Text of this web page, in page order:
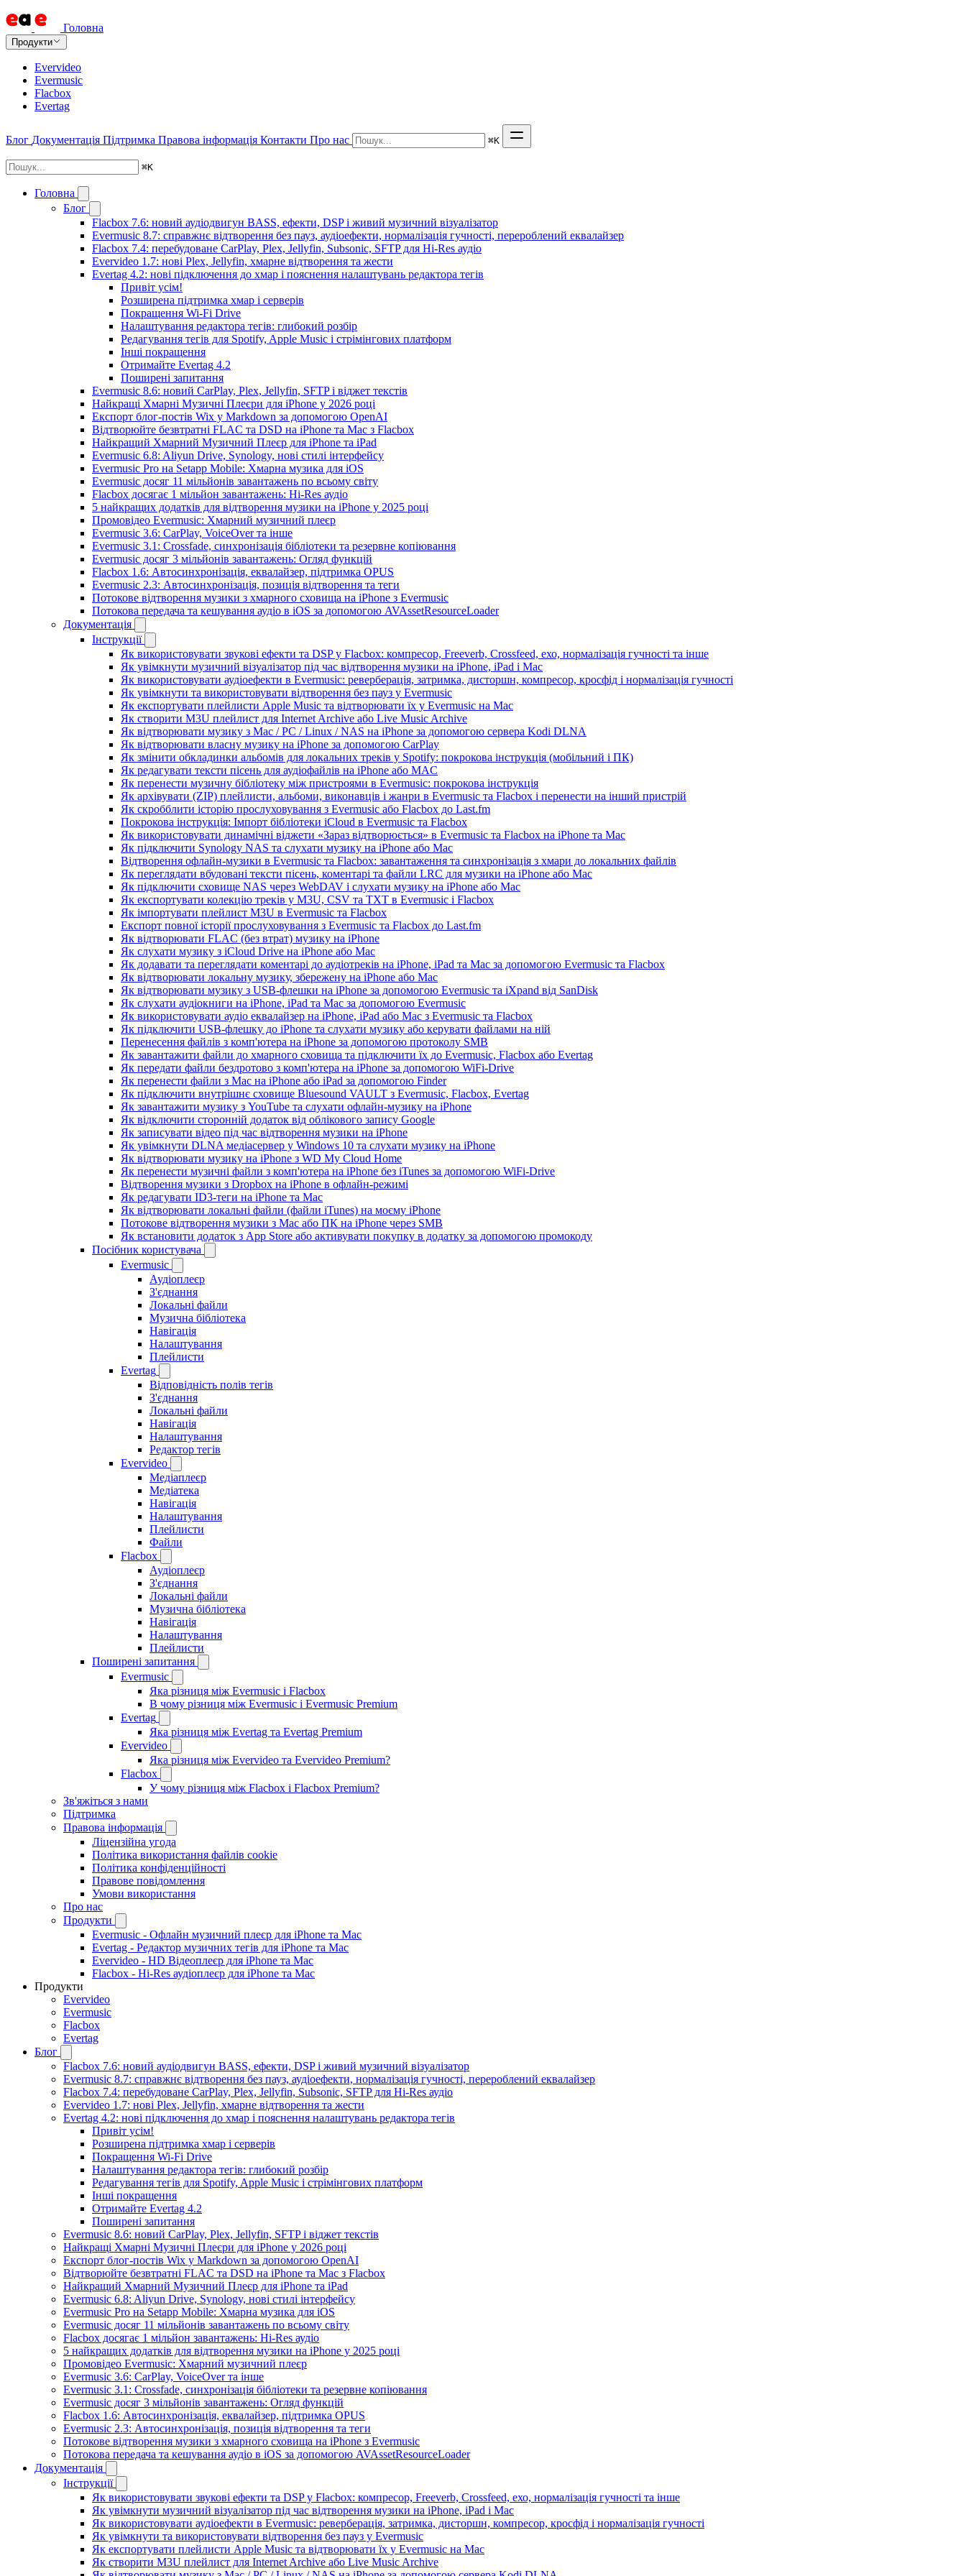
Головна
Продукти
Evervideo
Evermusic
Flacbox
Evertag
Блог Документація Підтримка Правова інформація Контакти Про нас ⌘K
⌘K
Головна
Блог
Flacbox 7.6: новий аудіодвигун BASS, ефекти, DSP і живий музичний візуалізатор
Evermusic 8.7: справжнє відтворення без пауз, аудіоефекти, нормалізація гучності, перероблений еквалайзер
Flacbox 7.4: перебудоване CarPlay, Plex, Jellyfin, Subsonic, SFTP для Hi-Res аудіо
Evervideo 1.7: нові Plex, Jellyfin, хмарне відтворення та жести
Evertag 4.2: нові підключення до хмар і пояснення налаштувань редактора тегів
Привіт усім!
Розширена підтримка хмар і серверів
Покращення Wi-Fi Drive
Налаштування редактора тегів: глибокий розбір
Редагування тегів для Spotify, Apple Music і стрімінгових платформ
Інші покращення
Отримайте Evertag 4.2
Поширені запитання
Evermusic 8.6: новий CarPlay, Plex, Jellyfin, SFTP і віджет текстів
Найкращі Хмарні Музичні Плеєри для iPhone у 2026 році
Експорт блог-постів Wix у Markdown за допомогою OpenAI
Відтворюйте безвтратні FLAC та DSD на iPhone та Mac з Flacbox
Найкращий Хмарний Музичний Плеєр для iPhone та iPad
Evermusic 6.8: Aliyun Drive, Synology, нові стилі інтерфейсу
Evermusic Pro на Setapp Mobile: Хмарна музика для iOS
Evermusic досяг 11 мільйонів завантажень по всьому світу
Flacbox досягає 1 мільйон завантажень: Hi-Res аудіо
5 найкращих додатків для відтворення музики на iPhone у 2025 році
Промовідео Evermusic: Хмарний музичний плеєр
Evermusic 3.6: CarPlay, VoiceOver та інше
Evermusic 3.1: Crossfade, синхронізація бібліотеки та резервне копіювання
Evermusic досяг 3 мільйонів завантажень: Огляд функцій
Flacbox 1.6: Автосинхронізація, еквалайзер, підтримка OPUS
Evermusic 2.3: Автосинхронізація, позиція відтворення та теги
Потокове відтворення музики з хмарного сховища на iPhone з Evermusic
Потокова передача та кешування аудіо в iOS за допомогою AVAssetResourceLoader
Документація
Інструкції
Як використовувати звукові ефекти та DSP у Flacbox: компресор, Freeverb, Crossfeed, ехо, нормалізація гучності та інше
Як увімкнути музичний візуалізатор під час відтворення музики на iPhone, iPad і Mac
Як використовувати аудіоефекти в Evermusic: реверберація, затримка, дисторшн, компресор, кросфід і нормалізація гучності
Як увімкнути та використовувати відтворення без пауз у Evermusic
Як експортувати плейлисти Apple Music та відтворювати їх у Evermusic на Mac
Як створити M3U плейлист для Internet Archive або Live Music Archive
Як відтворювати музику з Mac / PC / Linux / NAS на iPhone за допомогою сервера Kodi DLNA
Як відтворювати власну музику на iPhone за допомогою CarPlay
Як змінити обкладинки альбомів для локальних треків у Spotify: покрокова інструкція (мобільний і ПК)
Як редагувати тексти пісень для аудіофайлів на iPhone або MAC
Як перенести музичну бібліотеку між пристроями в Evermusic: покрокова інструкція
Як архівувати (ZIP) плейлисти, альбоми, виконавців і жанри в Evermusic та Flacbox і перенести на інший пристрій
Як скробблити історію прослуховування з Evermusic або Flacbox до Last.fm
Покрокова інструкція: Імпорт бібліотеки iCloud в Evermusic та Flacbox
Як використовувати динамічні віджети «Зараз відтворюється» в Evermusic та Flacbox на iPhone та Mac
Як підключити Synology NAS та слухати музику на iPhone або Mac
Відтворення офлайн-музики в Evermusic та Flacbox: завантаження та синхронізація з хмари до локальних файлів
Як переглядати вбудовані тексти пісень, коментарі та файли LRC для музики на iPhone або Mac
Як підключити сховище NAS через WebDAV і слухати музику на iPhone або Mac
Як експортувати колекцію треків у M3U, CSV та TXT в Evermusic і Flacbox
Як імпортувати плейлист M3U в Evermusic та Flacbox
Експорт повної історії прослуховування з Evermusic та Flacbox до Last.fm
Як відтворювати FLAC (без втрат) музику на iPhone
Як слухати музику з iCloud Drive на iPhone або Mac
Як додавати та переглядати коментарі до аудіотреків на iPhone, iPad та Mac за допомогою Evermusic та Flacbox
Як відтворювати локальну музику, збережену на iPhone або Mac
Як відтворювати музику з USB-флешки на iPhone за допомогою Evermusic та iXpand від SanDisk
Як слухати аудіокниги на iPhone, iPad та Mac за допомогою Evermusic
Як використовувати аудіо еквалайзер на iPhone, iPad або Mac з Evermusic та Flacbox
Як підключити USB-флешку до iPhone та слухати музику або керувати файлами на ній
Перенесення файлів з комп'ютера на iPhone за допомогою протоколу SMB
Як завантажити файли до хмарного сховища та підключити їх до Evermusic, Flacbox або Evertag
Як передати файли бездротово з комп'ютера на iPhone за допомогою WiFi-Drive
Як перенести файли з Mac на iPhone або iPad за допомогою Finder
Як підключити внутрішнє сховище Bluesound VAULT з Evermusic, Flacbox, Evertag
Як завантажити музику з YouTube та слухати офлайн-музику на iPhone
Як відключити сторонній додаток від облікового запису Google
Як записувати відео під час відтворення музики на iPhone
Як увімкнути DLNA медіасервер у Windows 10 та слухати музику на iPhone
Як відтворювати музику на iPhone з WD My Cloud Home
Як перенести музичні файли з комп'ютера на iPhone без iTunes за допомогою WiFi-Drive
Відтворення музики з Dropbox на iPhone в офлайн-режимі
Як редагувати ID3-теги на iPhone та Mac
Як відтворювати локальні файли (файли iTunes) на моєму iPhone
Потокове відтворення музики з Mac або ПК на iPhone через SMB
Як встановити додаток з App Store або активувати покупку в додатку за допомогою промокоду
Посібник користувача
Evermusic
Аудіоплеєр
З'єднання
Локальні файли
Музична бібліотека
Навігація
Налаштування
Плейлисти
Evertag
Відповідність полів тегів
З'єднання
Локальні файли
Навігація
Налаштування
Редактор тегів
Evervideo
Медіаплеєр
Медіатека
Навігація
Налаштування
Плейлисти
Файли
Flacbox
Аудіоплеєр
З'єднання
Локальні файли
Музична бібліотека
Навігація
Налаштування
Плейлисти
Поширені запитання
Evermusic
Яка різниця між Evermusic і Flacbox
В чому різниця між Evermusic і Evermusic Premium
Evertag
Яка різниця між Evertag та Evertag Premium
Evervideo
Яка різниця між Evervideo та Evervideo Premium?
Flacbox
У чому різниця між Flacbox і Flacbox Premium?
Зв'яжіться з нами
Підтримка
Правова інформація
Ліцензійна угода
Політика використання файлів cookie
Політика конфіденційності
Правове повідомлення
Умови використання
Про нас
Продукти
Evermusic - Офлайн музичний плеєр для iPhone та Mac
Evertag - Редактор музичних тегів для iPhone та Mac
Evervideo - HD Відеоплеєр для iPhone та Mac
Flacbox - Hi-Res аудіоплеєр для iPhone та Mac
Продукти
Evervideo
Evermusic
Flacbox
Evertag
Блог
Flacbox 7.6: новий аудіодвигун BASS, ефекти, DSP і живий музичний візуалізатор
Evermusic 8.7: справжнє відтворення без пауз, аудіоефекти, нормалізація гучності, перероблений еквалайзер
Flacbox 7.4: перебудоване CarPlay, Plex, Jellyfin, Subsonic, SFTP для Hi-Res аудіо
Evervideo 1.7: нові Plex, Jellyfin, хмарне відтворення та жести
Evertag 4.2: нові підключення до хмар і пояснення налаштувань редактора тегів
Привіт усім!
Розширена підтримка хмар і серверів
Покращення Wi-Fi Drive
Налаштування редактора тегів: глибокий розбір
Редагування тегів для Spotify, Apple Music і стрімінгових платформ
Інші покращення
Отримайте Evertag 4.2
Поширені запитання
Evermusic 8.6: новий CarPlay, Plex, Jellyfin, SFTP і віджет текстів
Найкращі Хмарні Музичні Плеєри для iPhone у 2026 році
Експорт блог-постів Wix у Markdown за допомогою OpenAI
Відтворюйте безвтратні FLAC та DSD на iPhone та Mac з Flacbox
Найкращий Хмарний Музичний Плеєр для iPhone та iPad
Evermusic 6.8: Aliyun Drive, Synology, нові стилі інтерфейсу
Evermusic Pro на Setapp Mobile: Хмарна музика для iOS
Evermusic досяг 11 мільйонів завантажень по всьому світу
Flacbox досягає 1 мільйон завантажень: Hi-Res аудіо
5 найкращих додатків для відтворення музики на iPhone у 2025 році
Промовідео Evermusic: Хмарний музичний плеєр
Evermusic 3.6: CarPlay, VoiceOver та інше
Evermusic 3.1: Crossfade, синхронізація бібліотеки та резервне копіювання
Evermusic досяг 3 мільйонів завантажень: Огляд функцій
Flacbox 1.6: Автосинхронізація, еквалайзер, підтримка OPUS
Evermusic 2.3: Автосинхронізація, позиція відтворення та теги
Потокове відтворення музики з хмарного сховища на iPhone з Evermusic
Потокова передача та кешування аудіо в iOS за допомогою AVAssetResourceLoader
Документація
Інструкції
Як використовувати звукові ефекти та DSP у Flacbox: компресор, Freeverb, Crossfeed, ехо, нормалізація гучності та інше
Як увімкнути музичний візуалізатор під час відтворення музики на iPhone, iPad і Mac
Як використовувати аудіоефекти в Evermusic: реверберація, затримка, дисторшн, компресор, кросфід і нормалізація гучності
Як увімкнути та використовувати відтворення без пауз у Evermusic
Як експортувати плейлисти Apple Music та відтворювати їх у Evermusic на Mac
Як створити M3U плейлист для Internet Archive або Live Music Archive